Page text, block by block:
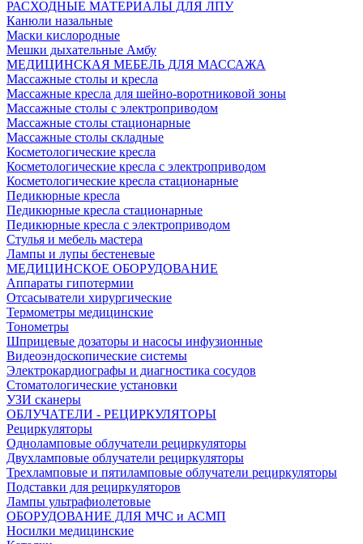
РАСХОДНЫЕ МАТЕРИАЛЫ ДЛЯ ЛПУ
Канюли назальные
Маски кислородные
Мешки дыхательные Амбу
МЕДИЦИНСКАЯ МЕБЕЛЬ ДЛЯ МАССАЖА
Массажные столы и кресла
Массажные кресла для шейно-воротниковой зоны
Массажные столы с электроприводом
Массажные столы стационарные
Массажные столы складные
Косметологические кресла
Косметологические кресла с электроприводом
Косметологические кресла стационарные
Педикюрные кресла
Педикюрные кресла стационарные
Педикюрные кресла с электроприводом
Стулья и мебель мастера
Лампы и лупы бестеневые
МЕДИЦИНСКОЕ ОБОРУДОВАНИЕ
Аппараты гипотермии
Отсасыватели хирургические
Термометры медицинские
Тонометры
Шприцевые дозаторы и насосы инфузионные
Видеоэндоскопические системы
Электрокардиографы и диагностика сосудов
Стоматологические установки
УЗИ сканеры
ОБЛУЧАТЕЛИ - РЕЦИРКУЛЯТОРЫ
Рециркуляторы
Одноламповые облучатели рециркуляторы
Двухламповые облучатели рециркуляторы
Трехламповые и пятиламповые облучатели рециркуляторы
Подставки для рециркуляторов
Лампы ультрафиолетовые
ОБОРУДОВАНИЕ ДЛЯ МЧС и АСМП
Носилки медицинские